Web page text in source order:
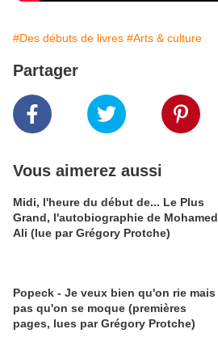
#Des débuts de livres #Arts & culture
Partager
Vous aimerez aussi
Midi, l'heure du début de... Le Plus
Grand, l'autobiographie de Mohamed
Ali (lue par Grégory Protche)
Popeck - Je veux bien qu'on rie mais
pas qu'on se moque (premières
pages, lues par Grégory Protche)